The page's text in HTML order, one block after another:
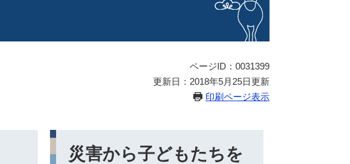
ページID：0031399
更新日：2018年5月25日更新
印刷ページ表示
災害から子どもたちを